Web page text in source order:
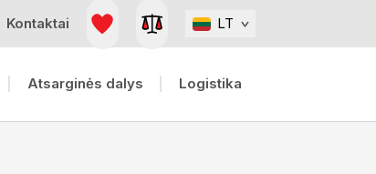
Kontaktai LT
Atsarginės dalys Logistika